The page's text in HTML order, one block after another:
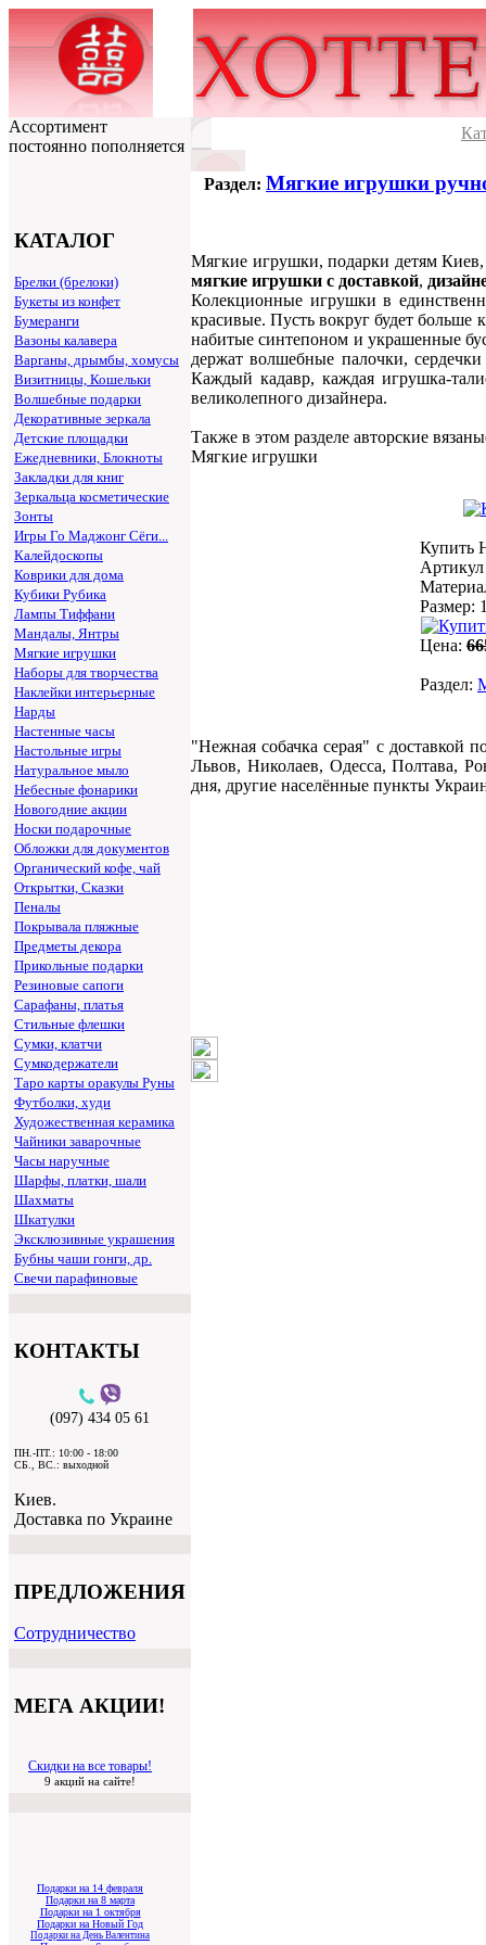
Ассортимент
постоянно пополняется
КАТАЛОГ
Брелки (брелоки)
Букеты из конфет
Бумеранги
Вазоны калавера
Варганы, дрымбы, хомусы
Визитницы, Кошельки
Волшебные подарки
Декоративные зеркала
Детские площадки
Ежедневники, Блокноты
Закладки для книг
Зеркальца косметические
Зонты
Игры Го Маджонг Сёги...
Калейдоскопы
Коврики для дома
Кубики Рубика
Лампы Тиффани
Мандалы, Янтры
Мягкие игрушки
Наборы для творчества
Наклейки интерьерные
Нарды
Настенные часы
Настольные игры
Натуральное мыло
Небесные фонарики
Новогодние акции
Носки подарочные
Обложки для документов
Органический кофе, чай
Открытки, Сказки
Пеналы
Покрывала пляжные
Предметы декора
Прикольные подарки
Резиновые сапоги
Сарафаны, платья
Стильные флешки
Сумки, клатчи
Сумкодержатели
Таро карты оракулы Руны
Футболки, худи
Художественная керамика
Чайники заварочные
Часы наручные
Шарфы, платки, шали
Шахматы
Шкатулки
Эксклюзивные украшения
Бубны чаши гонги, др.
Свечи парафиновые
КОНТАКТЫ
(097) 434 05 61
ПН.-ПТ.: 10:00 - 18:00
СБ., ВС.: выходной
Киев.
Доставка по Украине
ПРЕДЛОЖЕНИЯ
Cотрудничество
МЕГА АКЦИИ!
Скидки на все товары!
9 акций на сайте!
Подарки на 14 февраля
Подарки на 8 марта
Подарки на 1 октября
Подарки на Новый Год
Подарки на День Валентина
Раздел: Мягкие игрушки
Мягкие игрушки, подарки детям
мягкие игрушки с доставкой,
Колекционные игрушки в
красивые. Пусть вокруг будет
набитые синтепоном и украшенные
держат волшебные палочки,
Каждый кадавр, каждая игрушка-
великолепного дизайнера.
Также в этом разделе авторские
Мягкие игрушки
Купить
Артикул
Размер:
Цена:
Раздел:
"Нежная собачка серая" c
Львов, Николаев, Одесса, Полтава,
дня, другие населённые пункты